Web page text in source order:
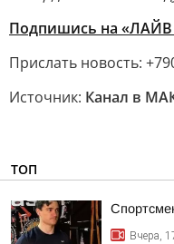
Подпишись на
Прислать новость:
Источник: Канал в
ТОП
Вчера,